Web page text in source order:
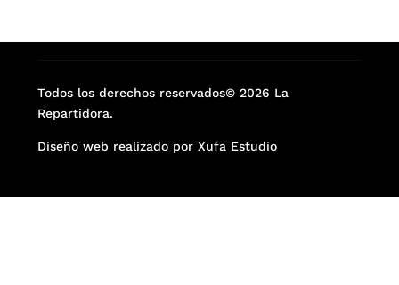
Todos los derechos reservados© 2026 La
Repartidora.
Diseño web realizado por Xufa Estudio